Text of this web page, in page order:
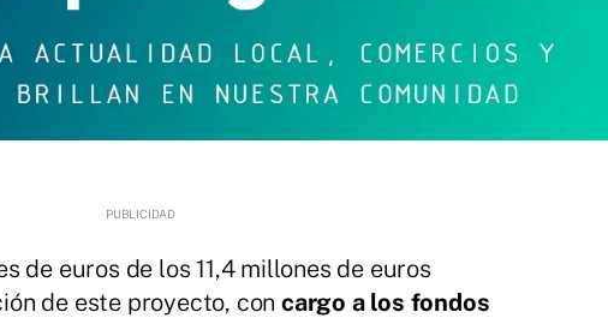
de euros de los 11,4 millones de euros
de este proyecto, con cargo a los fondos